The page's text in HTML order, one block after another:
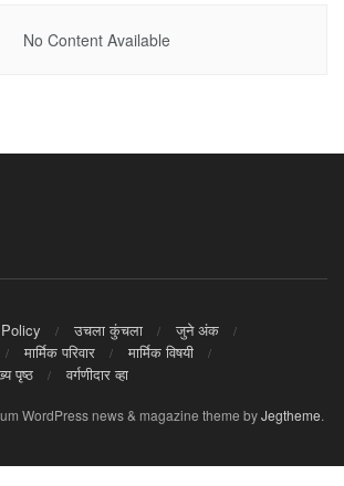
No Content Available
उचला कुंचला
जुने अंक
मार्मिक परिवार
मार्मिक विषयी
पृष्ठ वर्गणीदार व्हा
WordPress news & magazine theme byJegtheme.